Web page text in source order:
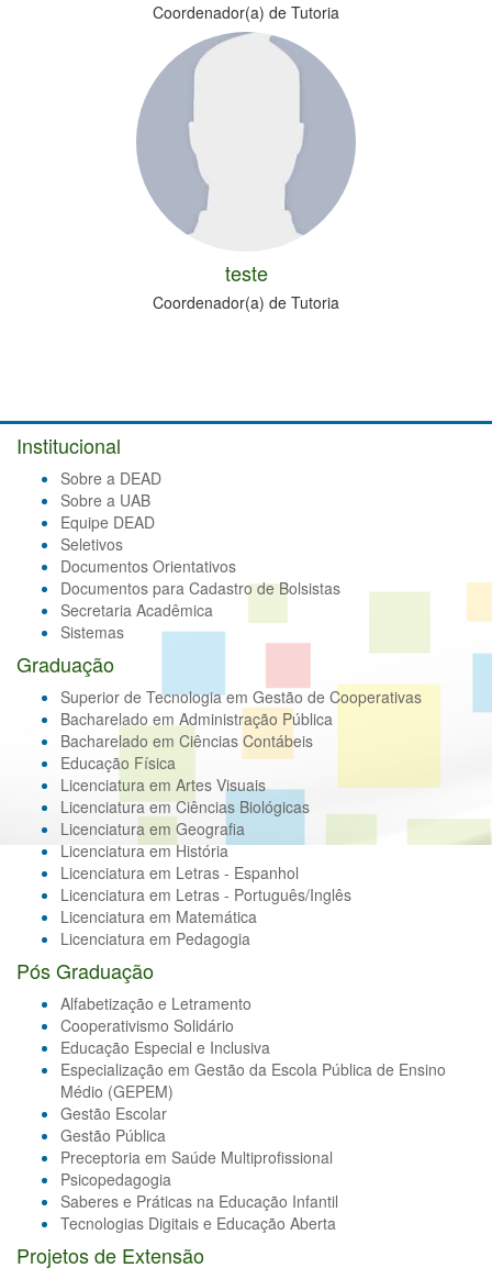
Coordenador(a) de Tutoria
teste
Coordenador(a) de Tutoria
Institucional
Sobre a DEAD
Sobre a UAB
Equipe DEAD
Seletivos
Documentos Orientativos
Documentos para Cadastro de Bolsistas
Secretaria Acadêmica
Sistemas
Graduação
Superior de Tecnologia em Gestão de Cooperativas
Bacharelado em Administração Pública
Bacharelado em Ciências Contábeis
Educação Física
Licenciatura em Artes Visuais
Licenciatura em Ciências Biológicas
Licenciatura em Geografia
Licenciatura em História
Licenciatura em Letras - Espanhol
Licenciatura em Letras - Português/Inglês
Licenciatura em Matemática
Licenciatura em Pedagogia
Pós Graduação
Alfabetização e Letramento
Cooperativismo Solidário
Educação Especial e Inclusiva
Especialização em Gestão da Escola Pública de Ensino
Médio (GEPEM)
Gestão Escolar
Gestão Pública
Preceptoria em Saúde Multiprofissional
Psicopedagogia
Saberes e Práticas na Educação Infantil
Tecnologias Digitais e Educação Aberta
Projetos de Extensão